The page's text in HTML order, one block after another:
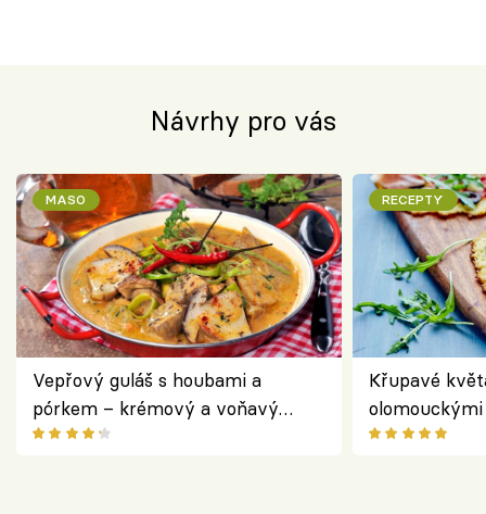
Návrhy pro vás
MASO
Vepřový guláš s houbami a
pórkem – krémový a voňavý
pokrm z jednoho hrnce
RECEPTY
Křupavé
bezlepkový